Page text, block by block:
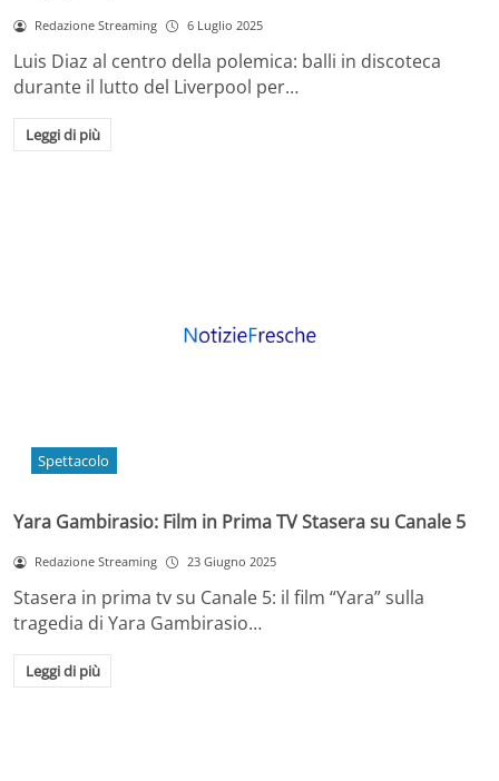
Redazione Streaming 6 Luglio 2025
Luis Diaz al centro della polemica: balli in discoteca
durante il lutto del Liverpool per…
Leggi di più
Spettacolo
Yara Gambirasio: Film in Prima TV Stasera su Canale 5
Redazione Streaming 23 Giugno 2025
Stasera in prima tv su Canale 5: il film “Yara” sulla
tragedia di Yara Gambirasio…
Leggi di più